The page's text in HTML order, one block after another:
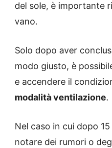
del sole, è importante
vano.
Solo dopo aver
modo giusto, è
e accendere il
modalità ventilazione.
Nel caso in cui dopo
notare dei rumori o